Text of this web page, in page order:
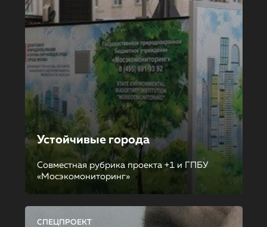
Устойчивые города
Совместная рубрика проекта +1 и ГПБУ
«Мосэкомониторинг»
СПЕЦПРОЕКТ